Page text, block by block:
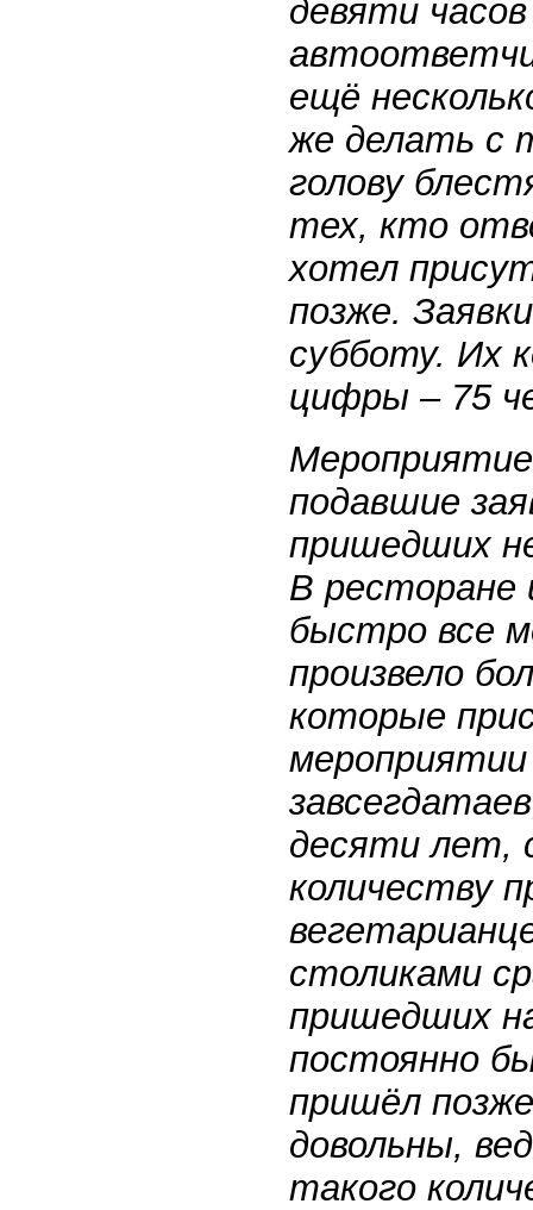
девяти
ещё
же делать с
голову
тех, кто
хотел
позже.
субботу. Их
цифры – 75
подавшие
пришедших
В ресторане
быстро все
произвело
которые
десяти лет,
количеству
столиками
пришедших
постоянно
пришёл
довольны,
такого